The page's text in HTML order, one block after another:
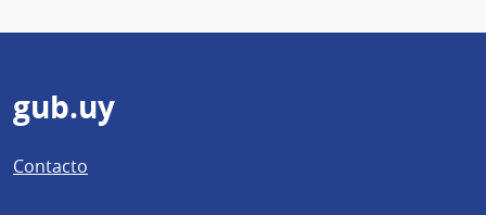
Pie
de
página
gub.uy
Contacto